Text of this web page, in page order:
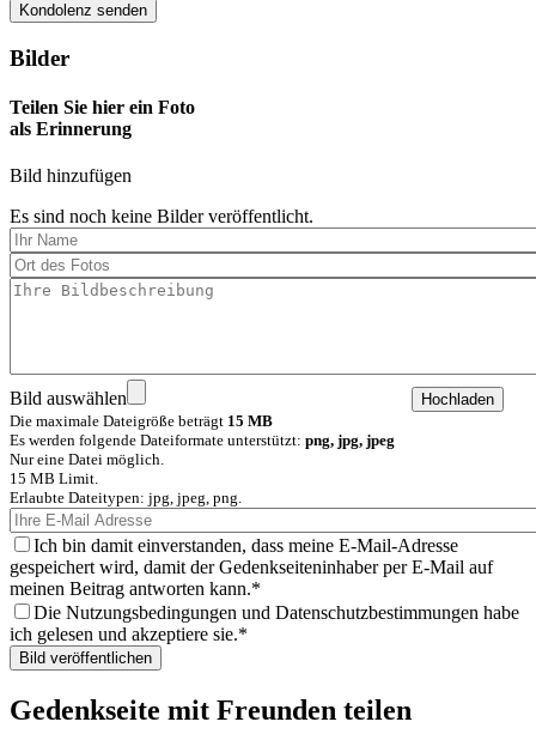
Bilder
Teilen Sie hier ein Foto
als Erinnerung
Bild hinzufügen
Es sind noch keine Bilder veröffentlicht.
Bild auswählen
Die maximale Dateigröße beträgt 15 MB
Es werden folgende Dateiformate unterstützt: png, jpg, jpeg
Nur eine Datei möglich.
15 MB Limit.
Erlaubte Dateitypen: jpg, jpeg, png.
Ich bin damit einverstanden, dass meine E-Mail-Adresse
gespeichert wird, damit der Gedenkseiteninhaber per E-Mail auf
meinen Beitrag antworten kann.
Die Nutzungsbedingungen und Datenschutzbestimmungen habe
ich gelesen und akzeptiere sie.
Gedenkseite mit Freunden teilen